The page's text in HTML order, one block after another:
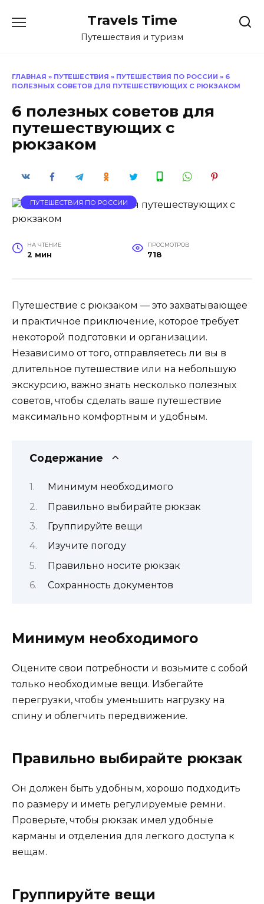
Travels Time
Путешествия и туризм
ГЛАВНАЯ » ПУТЕШЕСТВИЯ » ПУТЕШЕСТВИЯ ПО РОССИИ » 6
ПОЛЕЗНЫХ СОВЕТОВ ДЛЯ ПУТЕШЕСТВУЮЩИХ С РЮКЗАКОМ
6 полезных советов для
путешествующих с
рюкзаком
ПУТЕШЕСТВИЯ ПО РОССИИ
НА ЧТЕНИЕ
2 мин
ПРОСМОТРОВ
718
Путешествие с рюкзаком — это захватывающее
и практичное приключение, которое требует
некоторой подготовки и организации.
Независимо от того, отправляетесь ли вы в
длительное путешествие или на небольшую
экскурсию, важно знать несколько полезных
советов, чтобы сделать ваше путешествие
максимально комфортным и удобным.
Содержание
Минимум необходимого
Правильно выбирайте рюкзак
Группируйте вещи
Изучите погоду
Правильно носите рюкзак
Сохранность документов
Минимум необходимого
Оцените свои потребности и возьмите с собой
только необходимые вещи. Избегайте
перегрузки, чтобы уменьшить нагрузку на
спину и облегчить передвижение.
Правильно выбирайте рюкзак
Он должен быть удобным, хорошо подходить
по размеру и иметь регулируемые ремни.
Проверьте, чтобы рюкзак имел удобные
карманы и отделения для легкого доступа к
вещам.
Группируйте вещи